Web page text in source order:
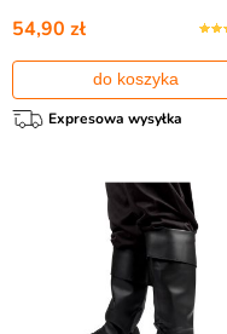
54,90 zł
do koszyka
Expresowa wysyłka